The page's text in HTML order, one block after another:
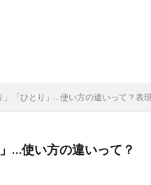
」「ひとり」…使い方の違いって？表
…使い方の違いって？